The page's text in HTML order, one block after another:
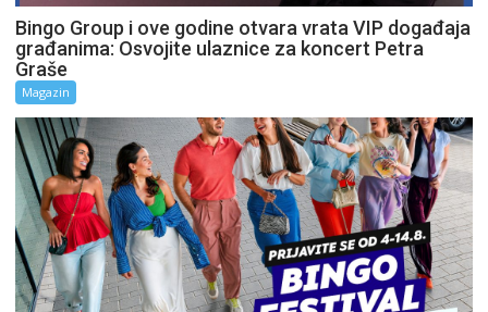
Bingo Group i ove godine otvara vrata VIP događaja
građanima: Osvojite ulaznice za koncert Petra
Graše
Magazin